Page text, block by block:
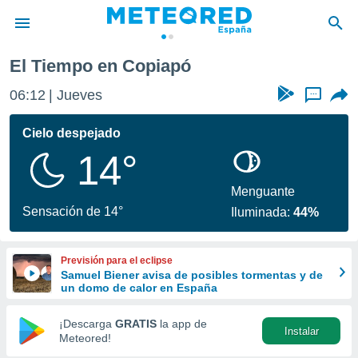
de
por
se
calidad.
a este
las
y
forma
digital
basada
El Tiempo en Copiapó
06:12 Jueves ...
Cielo despejado
14°
Sensación de 14°
Menguante
Iluminada:44%
Previsión para el eclipse
Samuel Biener avisa de posibles tormentas y de
un domo de calor en España
¡Descarga GRATIS la app de
Meteored!
Instalar